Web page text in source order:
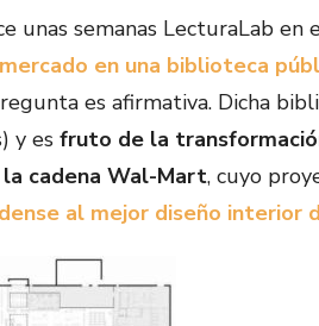
unas semanas LecturaLab en
en una biblioteca
es afirmativa. Dicha
y es fruto de la
cadena Wal-Mart, cuyo
al mejor diseño interior